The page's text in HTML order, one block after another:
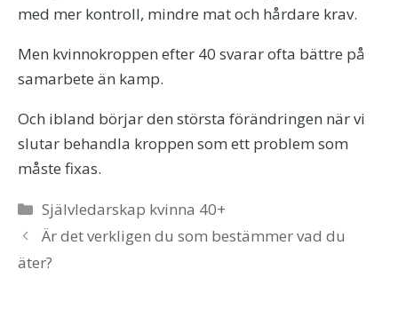
med mer kontroll, mindre mat och hårdare krav.
Men kvinnokroppen efter 40 svarar ofta bättre på
samarbete än kamp.
Och ibland börjar den största förändringen när vi
slutar behandla kroppen som ett problem som
måste fixas.
Kategorier
Självledarskap kvinna 40+
Är det verkligen du som bestämmer vad du
äter?